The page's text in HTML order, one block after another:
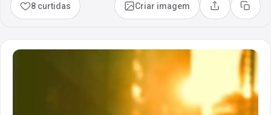
8 curtidas Criar imagem Compartilhar
Copiar